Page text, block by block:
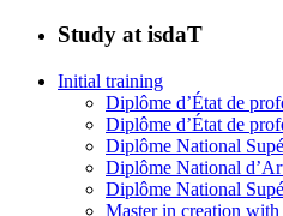
Study at isdaT
Initial training
Diplôme d’État de
Diplôme d’État de
Diplôme National
Diplôme National
Diplôme National
Master in creation with